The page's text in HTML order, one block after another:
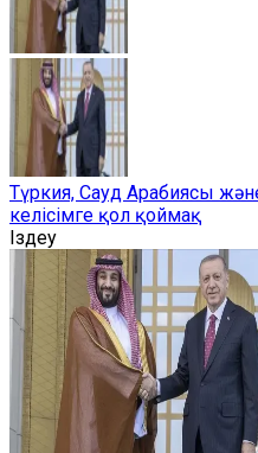
Түркия, Сауд Арабиясы
келісімге қол қоймақ
Іздеу